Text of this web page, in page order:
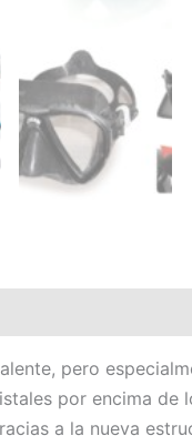
pero
por encima de
a la nueva